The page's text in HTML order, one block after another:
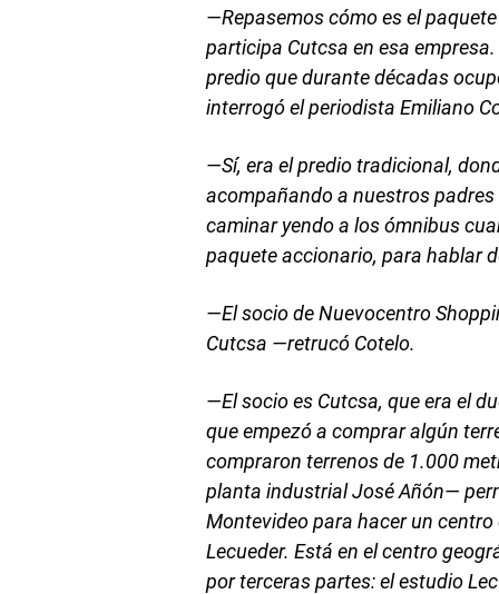
—Repasemos cómo es el
participa Cutcsa en esa
predio que durante décadas
interrogó el periodista Emiliano
—Sí, era el predio tradicional,
acompañando a nuestros
caminar yendo a los ómnibus
paquete accionario, para hablar
—El socio de Nuevocentro
Cutcsa —retrucó Cotelo.
—El socio es Cutcsa, que era el
que empezó a comprar algún
compraron terrenos de 1.000
planta industrial José Añón—
Montevideo para hacer un
Lecueder. Está en el centro
por terceras partes: el estudio